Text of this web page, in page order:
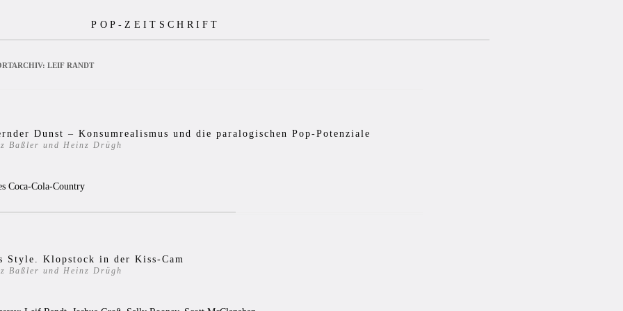
POP-ZEITSCHRIFT
LEIF RANDT
Dunst – Konsumrealismus und die paralogischen Pop-Potenziale
Baßler und Heinz Drügh
Coca-Cola-Country
Style. Klopstock in der Kiss-Cam
Baßler und Heinz Drügh